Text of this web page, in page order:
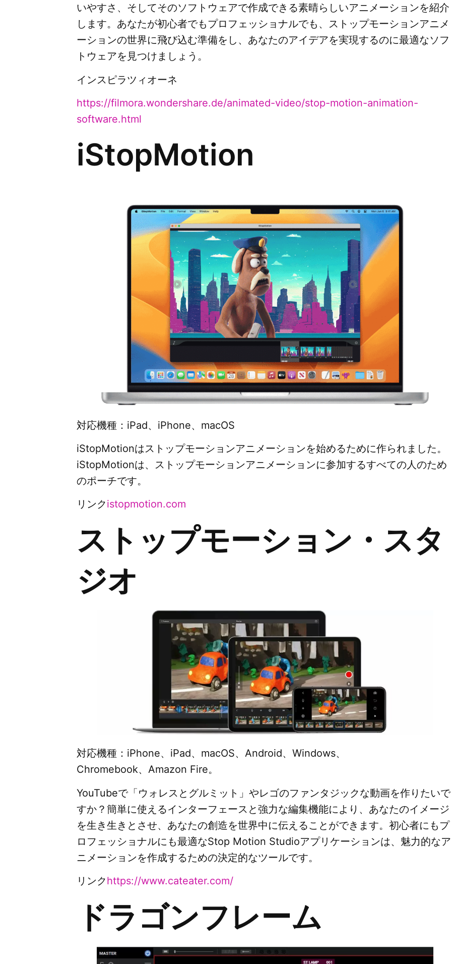
いやすさ、そしてそのソフトウェアで作成できる素晴らしいアニメーションを紹介
します。あなたが初心者でもプロフェッショナルでも、ストップモーションアニメ
ーションの世界に飛び込む準備をし、あなたのアイデアを実現するのに最適なソフ
トウェアを見つけましょう。
インスピラツィオーネ
https://filmora.wondershare.de/animated-video/stop-motion-animation-
software.html
iStopMotion
対応機種：iPad、iPhone、macOS
iStopMotionはストップモーションアニメーションを始めるために作られました。
iStopMotionは、ストップモーションアニメーションに参加するすべての人のため
のポーチです。
リンクistopmotion.com
ストップモーション・スタ
ジオ
対応機種：iPhone、iPad、macOS、Android、Windows、
Chromebook、Amazon Fire。
YouTubeで「ウォレスとグルミット」やレゴのファンタジックな動画を作りたいで
すか？簡単に使えるインターフェースと強力な編集機能により、あなたのイメージ
を生き生きとさせ、あなたの創造を世界中に伝えることができます。初心者にもプ
ロフェッショナルにも最適なStop Motion Studioアプリケーションは、魅力的なア
ニメーションを作成するための決定的なツールです。
リンクhttps://www.cateater.com/
ドラゴンフレーム